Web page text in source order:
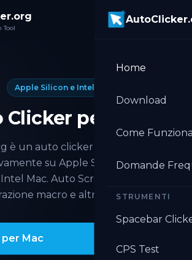
Tool
Home
Download
Come
Domande
STRUMENTI
Spacebar
CPS Test
Apple Silicon e Intel
per Mac
è un auto clicker gratuito per Mac.
su Apple Silicon M1, M2, M3,
Mac. Auto Scroll, Multi Target,
macro e altro ancora.
Mac